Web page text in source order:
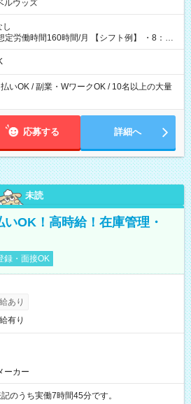
ルウッズ
し
160時間/月 【シフト例】 ・8：00
いOK / 副業・WワークOK / 10名以上の大量
応募する 詳細へ
未読
OK！高時給！在庫管理・
録・面接OK
あり
有り
ーカー
16:45 ※表記のうち実働7時間45分です。